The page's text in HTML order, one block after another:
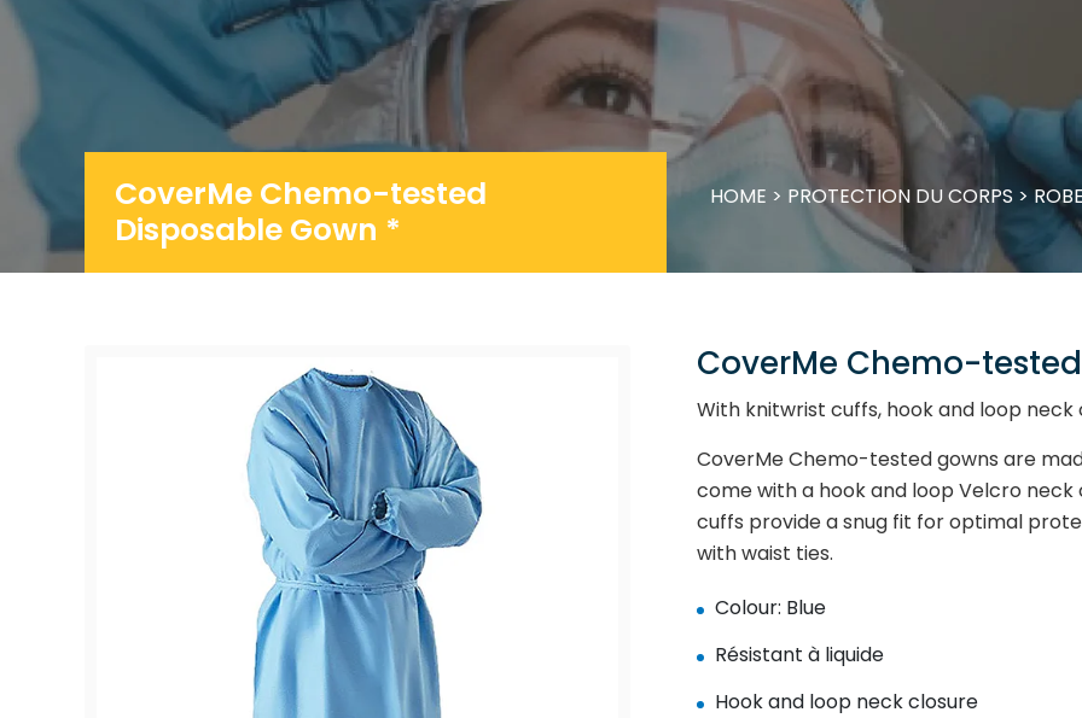
CoverMe Chemo-tested
Disposable Gown *
HOME > PROTECTION DU CORPS >
CoverMe Chemo-
With knitwrist cuffs, hook and loop neck
CoverMe Chemo-tested gowns are
come with a hook and loop Velcro
cuffs provide a snug fit for optimal
with waist ties.
Colour: Blue
Résistant à liquide
Hook and loop neck closure